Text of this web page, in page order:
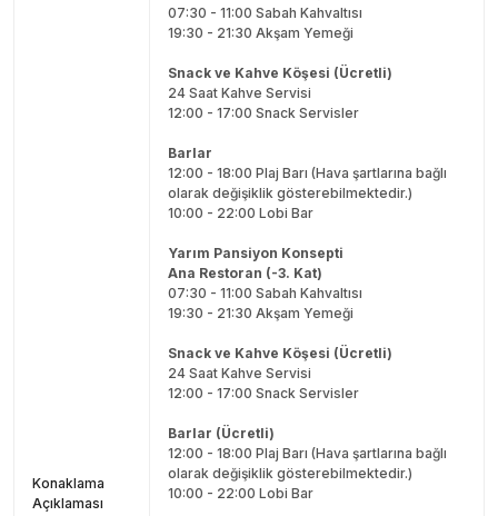
Konaklama
Açıklaması
07:30 - 11:00 Sabah Kahvaltısı
19:30 - 21:30 Akşam Yemeği
Snack ve Kahve Köşesi (Ücretli)
24 Saat Kahve Servisi
12:00 - 17:00 Snack Servisler
Barlar
12:00 - 18:00 Plaj Barı (Hava şartlarına bağlı
olarak değişiklik gösterebilmektedir.)
10:00 - 22:00 Lobi Bar
Yarım Pansiyon Konsepti
Ana Restoran (-3. Kat)
07:30 - 11:00 Sabah Kahvaltısı
19:30 - 21:30 Akşam Yemeği
Snack ve Kahve Köşesi (Ücretli)
24 Saat Kahve Servisi
12:00 - 17:00 Snack Servisler
Barlar (Ücretli)
12:00 - 18:00 Plaj Barı (Hava şartlarına bağlı
olarak değişiklik gösterebilmektedir.)
10:00 - 22:00 Lobi Bar